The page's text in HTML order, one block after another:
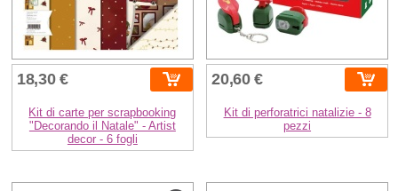
18,30 €
Kit di carte per scrapbooking
"Decorando il Natale" - Artist
decor - 6 fogli
20,60 €
Kit di perforatrici natalizie - 8
pezzi